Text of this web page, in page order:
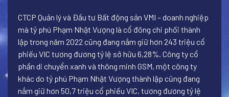
CTCP Quản lý và Đầu tư Bất động sản VMI – doanh nghiệp
mà tỷ phú Phạm Nhật Vượng là cổ đông chi phối thành
lập trong năm 2022 cũng đang nắm giữ hơn 243 triệu cổ
phiếu VIC tương đương tỷ lệ sở hữu 6,28%. Công ty cổ
phần di chuyển xanh và thông minh GSM, một công ty
khác do tỷ phú Phạm Nhật Vượng thành lập cũng đang
nắm giữ hơn 50,7 triệu cổ phiếu VIC, tương đương tỷ lệ